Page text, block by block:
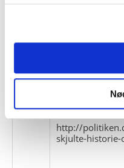
og Marius
befinder sig i
(Tyskland).
klausuleret iht.
Kontakt
brugen af
formål.
Nedenunder
historien om
http://
skjulte-